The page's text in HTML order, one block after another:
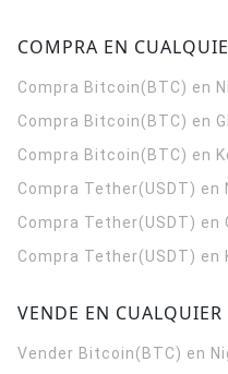
COMPRA EN
Compra Bitcoin(BTC) en
Compra Bitcoin(BTC) en
Compra Bitcoin(BTC) en
Compra Tether(USDT) en
Compra Tether(USDT) en
Compra Tether(USDT) en
VENDE EN CUALQUIER
Vender Bitcoin(BTC) en